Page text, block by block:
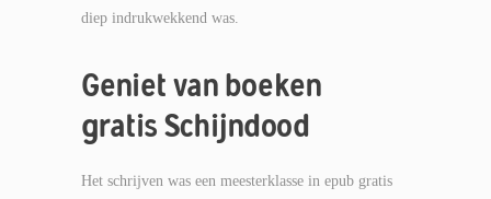
diep indrukwekkend was.
Geniet van boeken
gratis Schijndood
Het schrijven was een meesterklasse in epub gratis